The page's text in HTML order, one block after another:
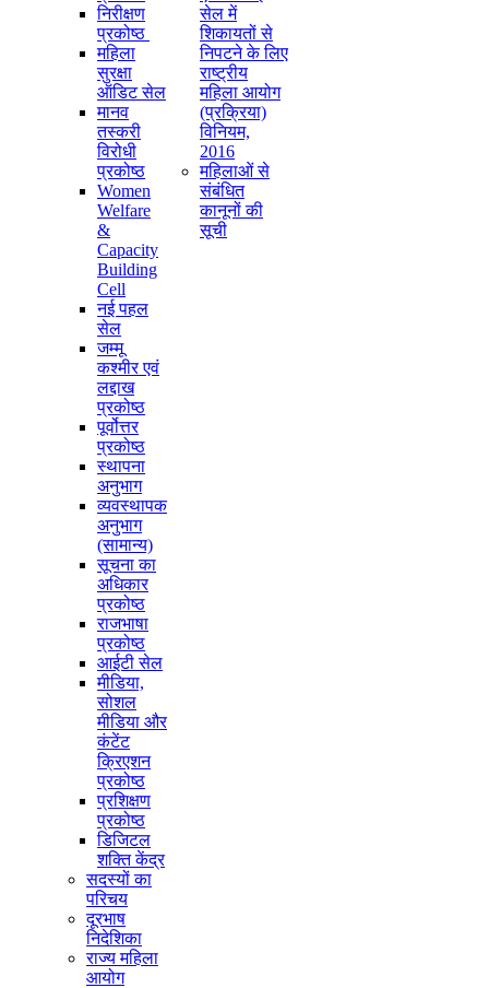
निरीक्षण
प्रकोष्ठ
महिला
सुरक्षा
ऑडिट सेल
मानव
तस्करी
विरोधी
प्रकोष्ठ
Women
Welfare
&
Capacity
Building
Cell
नई पहल
सेल
जम्मू
कश्मीर एवं
लद्दाख
प्रकोष्ठ
पूर्वोत्तर
प्रकोष्ठ
स्थापना
अनुभाग
व्यवस्थापक
अनुभाग
(सामान्य)
सूचना का
अधिकार
प्रकोष्ठ
राजभाषा
प्रकोष्ठ
आईटी सेल
मीडिया,
सोशल
मीडिया और
कंटेंट
क्रिएशन
प्रकोष्ठ
प्रशिक्षण
प्रकोष्ठ
डिजिटल
शक्ति केंद्र
सदस्यों का
परिचय
दूरभाष
निदेशिका
राज्य महिला
आयोग
सेल में
शिकायतों से
निपटने के लिए
राष्ट्रीय
महिला आयोग
(प्रक्रिया)
विनियम,
2016
महिलाओं से
संबंधित
कानूनों की
सूची